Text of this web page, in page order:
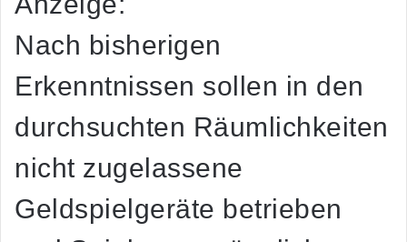
Nach bisherigen
Erkenntnissen sollen in den
durchsuchten Räumlichkeiten
nicht zugelassene
Geldspielgeräte betrieben